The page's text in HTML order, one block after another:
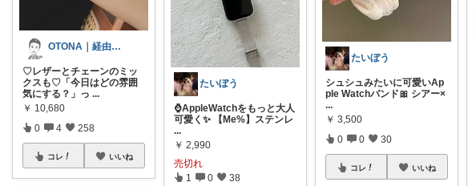
OTONA｜経由購入有難うございます🙇
♡レザーとチェーンのミッ
クスも♡「今日はどの雰囲
気にする？」っ ...
￥ 10,680
0 4 258
コレ いいね
たいぼう
⌚AppleWatchをもっと大人
可愛く✨ 【Me%】ステンレ
...
￥ 2,990
売切れ
1 0 38
たいぼう
シュシュみたいに可愛いAp
ple Watchバンド🎀 シアー×
...
￥ 3,500
0 0 30
コレ いいね